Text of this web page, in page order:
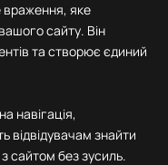
яке
сайту. Він
та створює єдиний
навігація,
відвідувачам знайти
сайтом без зусиль.